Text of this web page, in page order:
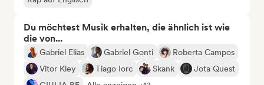
Du möchtest Musik erhalten, die ähnlich ist wie
die von...
Gabriel Elias Gabriel Gonti
Roberta Campos
Vitor Kley
Tiago Iorc Skank
Jota Quest